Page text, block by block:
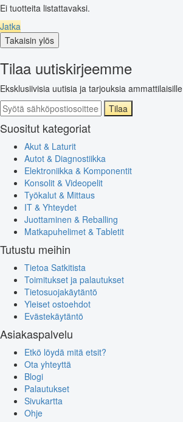
Ei tuotteita listattavaksi.
Jatka
Takaisin ylös
Tilaa uutiskirjeemme
Eksklusiivisia uutisia ja tarjouksia ammattilaisille
Tilaa
Suositut kategoriat
Akut & Laturit
Autot & Diagnostiikka
Elektroniikka & Komponentit
Konsolit & Videopelit
Työkalut & Mittaus
IT & Yhteydet
Juottaminen & Reballing
Matkapuhelimet & Tabletit
Tutustu meihin
Tietoa Satkitista
Toimitukset ja palautukset
Tietosuojakäytäntö
Yleiset ostoehdot
Evästekäytäntö
Asiakaspalvelu
Etkö löydä mitä etsit?
Ota yhteyttä
Blogi
Palautukset
Sivukartta
Ohje